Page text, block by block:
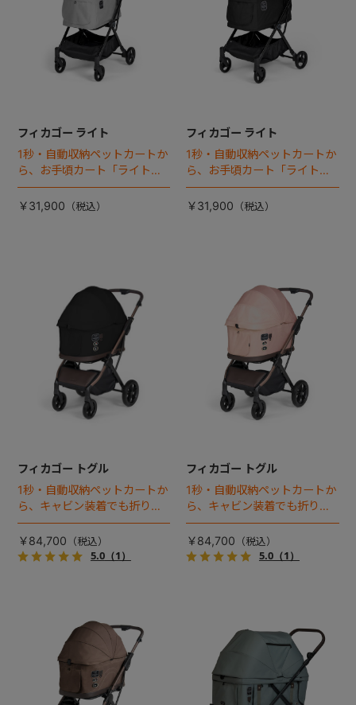
フィカゴー ライト
1秒・自動収納ペットカートか
ら、お手頃カート「ライト」
が登場！
￥31,900
フィカゴー ライト
1秒・自動収納ペットカートか
ら、お手頃カート「ライト」
が登場！
￥31,900
フィカゴー トグル
1秒・自動収納ペットカートか
ら、キャビン装着でも折りた
ためるモデルが登場！
￥84,700
5.0（1）
フィカゴー トグル
1秒・自動収納ペットカートか
ら、キャビン装着でも折りた
ためるモデルが登場！
￥84,700
5.0（1）